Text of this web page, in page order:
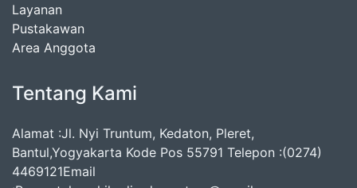
Layanan
Pustakawan
Area Anggota
Tentang Kami
Alamat :Jl. Nyi Truntum, Kedaton, Pleret,
Bantul,Yogyakarta Kode Pos 55791 Telepon :(0274)
4469121Email